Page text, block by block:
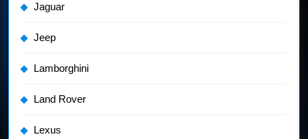
Jaguar
Jeep
Lamborghini
Land Rover
Lexus